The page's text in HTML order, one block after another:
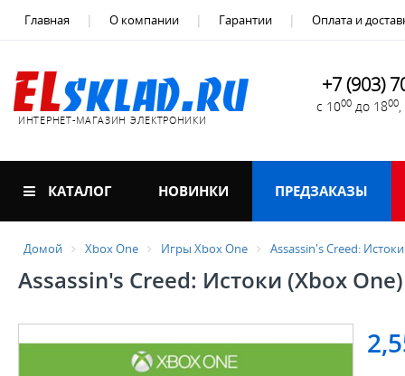
Главная О компании Гарантии Оплата и
ИНТЕРНЕТ-МАГАЗИН ЭЛЕКТРОНИКИ
+7 (903)
с 1000 до 1800
КАТАЛОГ НОВИНКИ ПРЕДЗАКАЗЫ
Домой Xbox One Игры Xbox One Assassin's Creed:
Assassin's Creed: Истоки (Xbox One)